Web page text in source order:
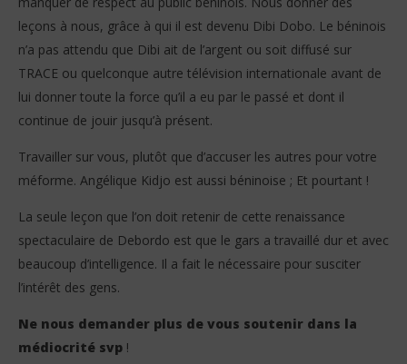
leçons à nous, grâce à qui il est devenu Dibi Dobo. Le béninois
n’a pas attendu que Dibi ait de l’argent ou soit diffusé sur
TRACE ou quelconque autre télévision internationale avant de
lui donner toute la force qu’il a eu par le passé et dont il
continue de jouir jusqu’à présent.
Travailler sur vous, plutôt que d’accuser les autres pour votre
méforme. Angélique Kidjo est aussi béninoise ; Et pourtant !
La seule leçon que l’on doit retenir de cette renaissance
spectaculaire de Debordo est que le gars a travaillé dur et avec
beaucoup d’intelligence. Il a fait le nécessaire pour susciter
l’intérêt des gens.
Ne nous demander plus de vous soutenir dans la
médiocrité svp !